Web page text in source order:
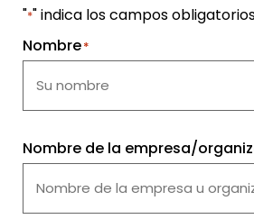
"*" indica los campos
Nombre*
Nombre de la empresa/